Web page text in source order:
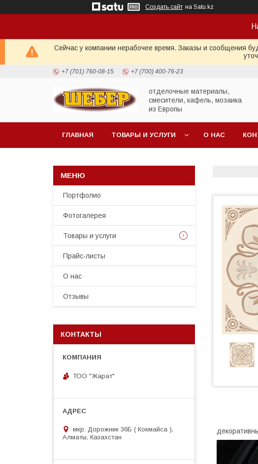
Создать сайт на Satu.kz
Сейчас у компании нерабочее время. Заказы и сообщения
+7 (701) 760-08-15 +7 (700) 400-76-23
отделочные материалы,
смесители, кафель, мозаика
из Европы
ГЛАВНАЯ ТОВАРЫ И УСЛУГИ О НАС
Портфолио
Фотогалерея
Товары и услуги
Прайс-листы
О нас
Отзывы
КОНТАКТЫ
ТОО "Жарат"
мкр. Дорожник 36Б ( Кокмайса ),
Алматы, Казахстан